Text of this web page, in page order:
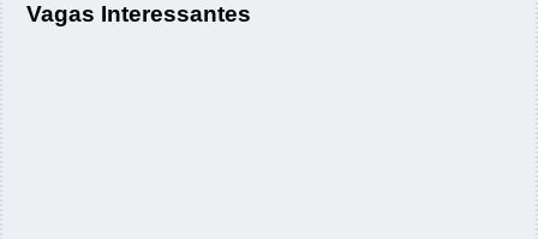
Vagas Interessantes